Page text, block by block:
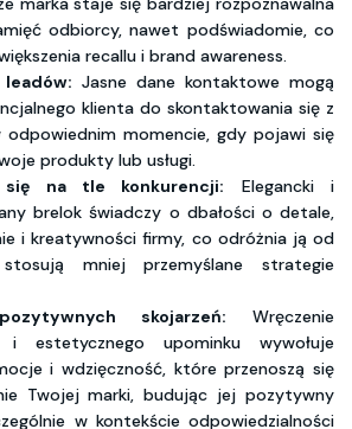
odbiorcy, nawet podświadomie, co
recallu i brand awareness.
leadów: Jasne dane kontaktowe mogą
klienta do skontaktowania się z
odpowiednim momencie, gdy pojawi się
produkty lub usługi.
się na tle konkurencji: Elegancki i
brelok świadczy o dbałości o detale,
i kreatywności firmy, co odróżnia ją od
mniej przemyślane strategie
skojarzeń: Wręczenie
i estetycznego upominku wywołuje
i wdzięczność, które przenoszą się
Twojej marki, budując jej pozytywny
w kontekście odpowiedzialności